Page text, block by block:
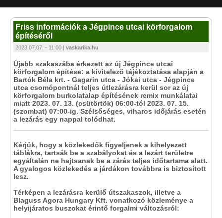
Friss információk a Jégpince utcai körforgalom
építéséről
2023.07.07. - 11:00 | vaskarika.hu
Újabb szakaszába érkezett az új Jégpince utcai
körforgalom építése: a kivitelező tájékoztatása alapján a
Bartók Béla krt. - Gagarin utca - Jókai utca - Jégpince
utca csomópontnál teljes útlezárásra kerül sor az új
körforgalom burkolatalap építésének remix munkálatai
miatt 2023. 07. 13. (csütörtök) 06:00-tól 2023. 07. 15.
(szombat) 07:00-ig. Szélsőséges, viharos időjárás esetén
a lezárás egy nappal tolódhat.
Kérjük, hogy a közlekedők figyeljenek a kihelyezett
táblákra, tartsák be a szabályokat és a lezárt területre
egyáltalán ne hajtsanak be a zárás teljes időtartama alatt.
A gyalogos közlekedés a járdákon továbbra is biztosított
lesz.
Térképen a lezárásra kerülő útszakaszok, illetve a
Blaguss Agora Hungary Kft. vonatkozó közleménye a
helyijáratos buszokat érintő forgalmi változásról: